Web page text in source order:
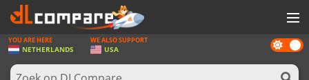
SPELLEN
GAME CARDS
Dark
mode
YOU ARE HERE
NETHERLANDS
WE ALSO SUPPORT
USA